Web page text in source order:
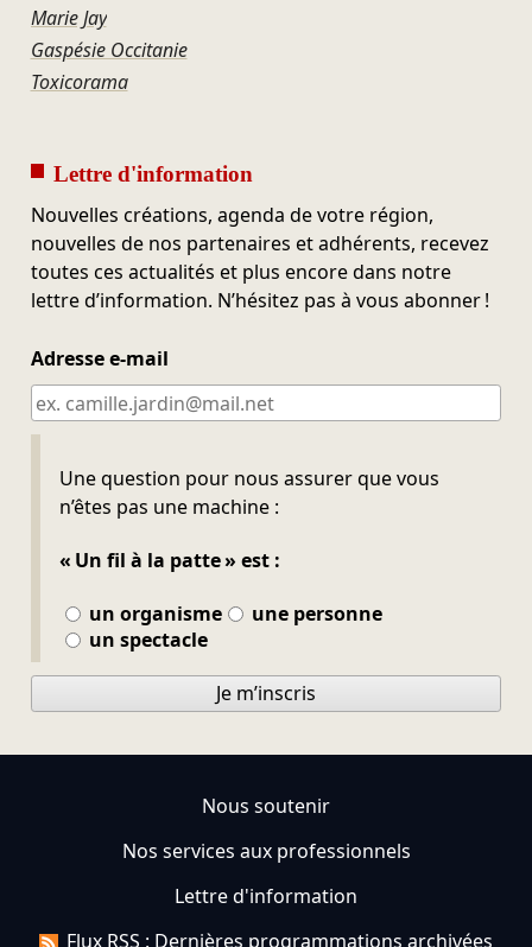
Marie Jay
Gaspésie Occitanie
Toxicorama
Lettre d'information
Nouvelles créations, agenda de votre région,
nouvelles de nos partenaires et adhérents, recevez
toutes ces actualités et plus encore dans notre
lettre d’information. N’hésitez pas à vous abonner !
Adresse e-mail
Une question pour nous assurer que vous
n’êtes pas une machine :
« Un fil à la patte » est :
un organisme
une personne
un spectacle
Ne pas remplir
Je m’inscris
Nous soutenir
Nos services aux professionnels
Lettre d'information
Flux RSS : Dernières programmations archivées